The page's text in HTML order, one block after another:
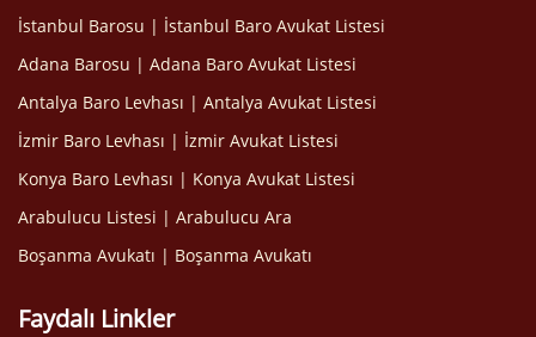
İstanbul Barosu | İstanbul Baro Avukat Listesi
Adana Barosu | Adana Baro Avukat Listesi
Antalya Baro Levhası | Antalya Avukat Listesi
İzmir Baro Levhası | İzmir Avukat Listesi
Konya Baro Levhası | Konya Avukat Listesi
Arabulucu Listesi | Arabulucu Ara
Boşanma Avukatı | Boşanma Avukatı
Faydalı Linkler